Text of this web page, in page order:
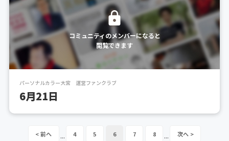
コミュニティのメンバーになると
閲覧できます
パーソナルカラー大宮 運営ファンクラブ
6月21日
... 4 5 6 7 8 ...